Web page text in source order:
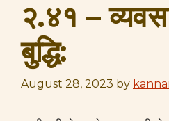
२.४१ –
बुद्धि:
August 28, 2023 by